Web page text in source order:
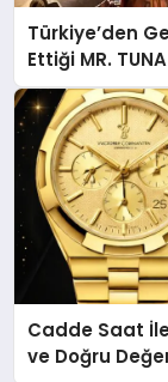
Türkiye’den
Ettiği MR.
Başarısıyla
Cadde Saat
ve Doğru